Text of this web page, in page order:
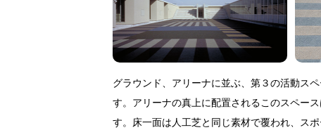
グラウンド、アリーナに並ぶ、第３の活動ス
す。アリーナの真上に配置されるこのスペー
す。床一面は人工芝と同じ素材で覆われ、ス